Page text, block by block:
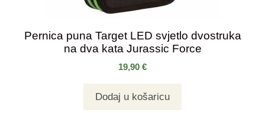
Pernica puna Target LED svjetlo dvostruka
na dva kata Jurassic Force
19,90 €
Dodaj u košaricu